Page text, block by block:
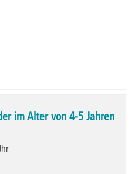
im Alter von 4-5 Jahren